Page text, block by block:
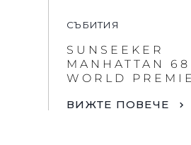
СЪБИТИЯ
SUNSEEKER
MANHATTAN
WORLD
ВИЖТЕ ПОВЕЧЕ